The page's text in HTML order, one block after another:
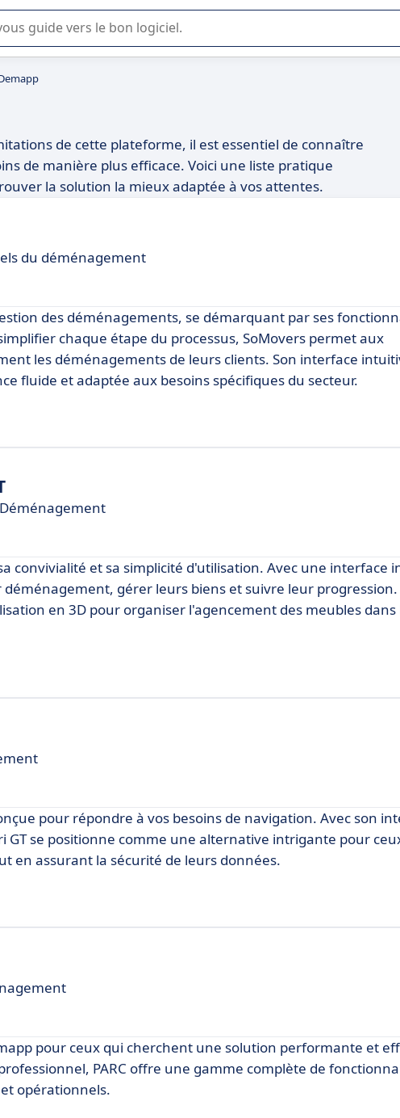
ou la sélection de logiciel SaaS en entreprise.
de cette plateforme, il est essentiel de connaître
de manière plus efficace. Voici une liste pratique
la solution la mieux adaptée à vos attentes.
du déménagement
des déménagements, se démarquant par ses
chaque étape du processus, SoMovers permet aux
les déménagements de leurs clients. Son interface
fluide et adaptée aux besoins spécifiques du secteur.
sa convivialité et sa simplicité d'utilisation. Avec une interface
gérer leurs biens et suivre leur progression.
en 3D pour organiser l'agencement des meubles dans
pour répondre à vos besoins de navigation. Avec son
GT se positionne comme une alternative intrigante pour
en assurant la sécurité de leurs données.
pour ceux qui cherchent une solution performante et
PARC offre une gamme complète de
opérationnels.